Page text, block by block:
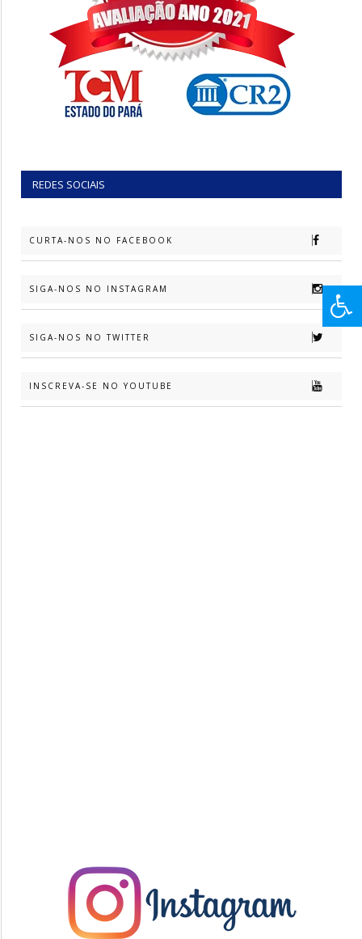
REDES SOCIAIS
CURTA-NOS NO FACEBOOK
SIGA-NOS NO INSTAGRAM
SIGA-NOS NO TWITTER
INSCREVA-SE NO YOUTUBE